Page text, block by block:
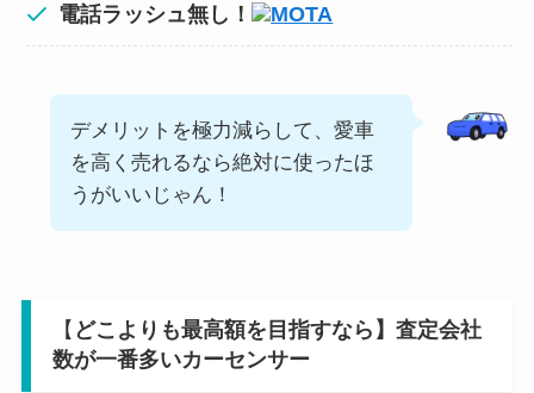
電話ラッシュ無し！ MOTA
デメリットを極力減らして、愛車
を高く売れるなら絶対に使ったほ
うがいいじゃん！
【 どこよりも最高額を目指すなら】査定会社
数が一番多いカーセンサー